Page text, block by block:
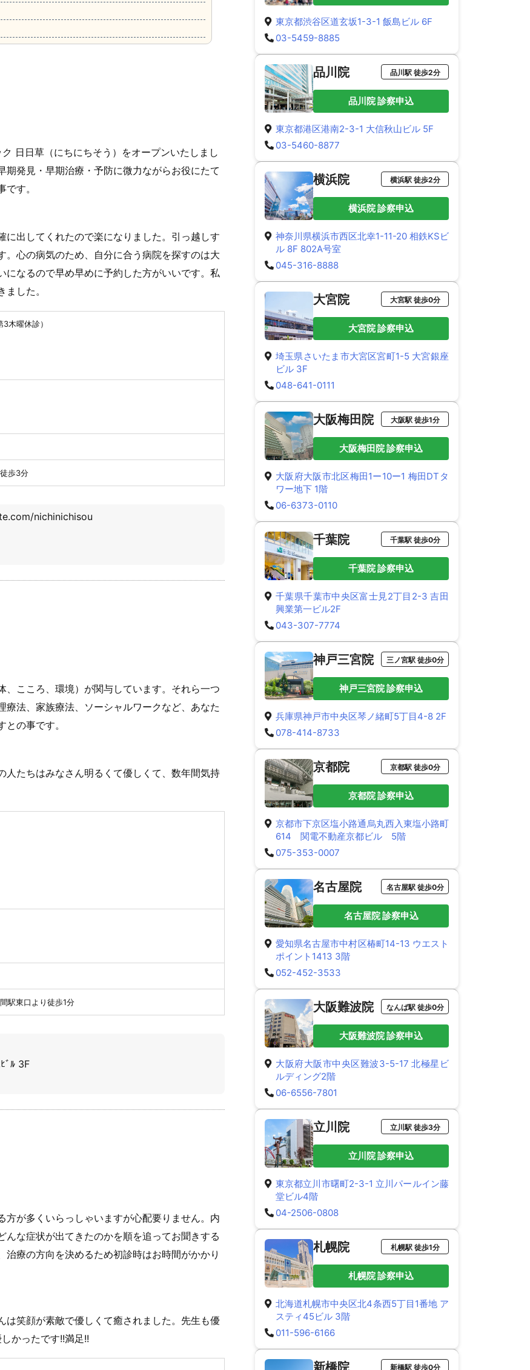
日日草（にちにちそう）をオープンいたしまし
発見・早期治療・予防に微力ながらお役にたて
す。
出してくれたので楽になりました。引っ越しす
心の病気のため、自分に合う病院を探すのは大
なるので早め早めに予約した方がいいです。私
した。
3木曜休診）
歩3分
nichinichisou
こころ、環境）が関与しています。それら一つ
法、家族療法、ソーシャルワークなど、あなた
の事です。
たちはみなさん明るくて優しくて、数年間気持
駅東口より徒歩1分
ﾞﾙ 3F
方が多くいらっしゃいますが心配要りません。内
な症状が出てきたのかを順を追ってお聞きする
療の方向を決めるため初診時はお時間がかかり
笑顔が素敵で優しくて癒されました。先生も優
かったです!!満足!!
東京都渋谷区道玄坂1-3-1 飯島ビル 6F
03-5459-8885
品川院 品川駅 徒歩2分
品川院 診察申込
東京都港区港南2-3-1 大信秋山ビル 5F
03-5460-8877
横浜院 横浜駅 徒歩2分
横浜院 診察申込
神奈川県横浜市西区北幸1-11-20 相鉄KSビ
ル 8F 802A号室
045-316-8888
大宮院 大宮駅 徒歩0分
大宮院 診察申込
埼玉県さいたま市大宮区宮町1-5 大宮銀座
ビル 3F
048-641-0111
大阪梅田院 大阪駅 徒歩1分
大阪梅田院 診察申込
大阪府大阪市北区梅田1ー10ー1 梅田DTタ
ワー地下 1階
06-6373-0110
千葉院 千葉駅 徒歩0分
千葉院 診察申込
千葉県千葉市中央区富士見2丁目2-3 吉田
興業第一ビル2F
043-307-7774
神戸三宮院 三ノ宮駅 徒歩0分
神戸三宮院 診察申込
兵庫県神戸市中央区琴ノ緒町5丁目4-8 2F
078-414-8733
京都院 京都駅 徒歩0分
京都院 診察申込
京都市下京区塩小路通烏丸西入東塩小路町
614 関電不動産京都ビル 5階
075-353-0007
名古屋院 名古屋駅 徒歩0分
名古屋院 診察申込
愛知県名古屋市中村区椿町14-13 ウエスト
ポイント1413 3階
052-452-3533
大阪難波院 なんば駅 徒歩0分
大阪難波院 診察申込
大阪府大阪市中央区難波3-5-17 北極星ビ
ルディング2階
06-6556-7801
立川院 立川駅 徒歩3分
立川院 診察申込
東京都立川市曙町2-3-1 立川パールイン藤
堂ビル4階
04-2506-0808
札幌院 札幌駅 徒歩1分
札幌院 診察申込
北海道札幌市中央区北4条西5丁目1番地 ア
スティ45ビル 3階
011-596-6166
新橋院 新橋駅 徒歩0分